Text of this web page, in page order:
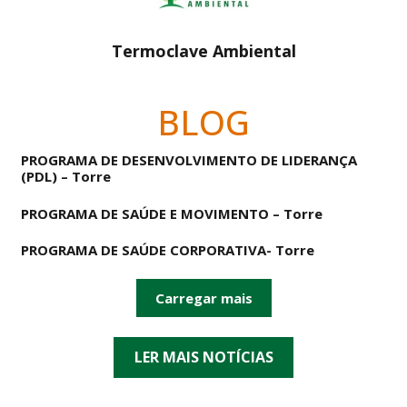
Termoclave Ambiental
BLOG
PROGRAMA DE DESENVOLVIMENTO DE LIDERANÇA
(PDL) – Torre
PROGRAMA DE SAÚDE E MOVIMENTO – Torre
PROGRAMA DE SAÚDE CORPORATIVA- Torre
Carregar mais
LER MAIS NOTÍCIAS